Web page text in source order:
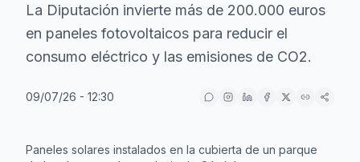
La Diputación invierte más de 200.000 euros
en paneles fotovoltaicos para reducir el
consumo eléctrico y las emisiones de CO2.
09/07/26 - 12:30
Paneles solares instalados en la cubierta de un parque